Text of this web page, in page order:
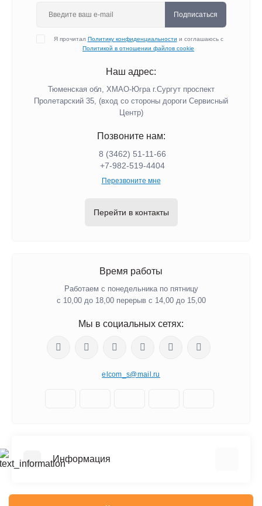
Подписаться
Я прочитал Политику конфиденциальности и соглашаюсь с
Политикой в отношении файлов cookie
Наш адрес:
Тюменская обл, ХМАО-Югра г.Сургут проспект
Пролетарский 35, (вход со стороны дороги Сервисный
Центр)
Позвоните нам:
8 (3462) 51-11-66
+7-982-519-4404
Перезвоните мне
Перейти в контакты
Время работы
Работаем с понедельника по пятницу
с 10,00 до 18,00 перерыв с 14,00 до 15,00
Мы в социальных сетях:
elcom_s@mail.ru
Информация